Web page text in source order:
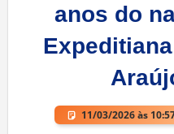
anos do
11/03/2026 às 10:57